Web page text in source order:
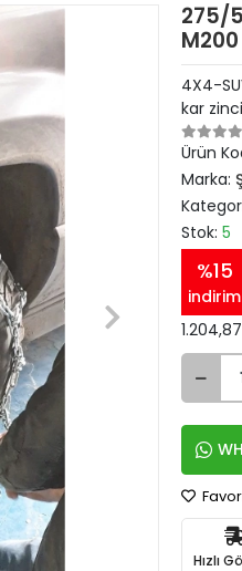
275/
M200
4X4-
kar
Ürün
Marka:
Stok: 5
%15
indirim
Hızlı